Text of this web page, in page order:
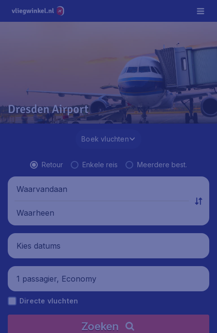
Dresden Airport
Boek vluchten
Retour Enkele reis Meerdere best.
Waarvandaan
Waarheen
Kies datums
1 passagier, Economy
Directe vluchten
Zoeken